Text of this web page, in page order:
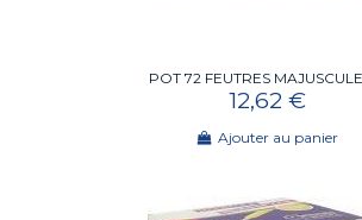
POT 72 FEUTRES
12,62 €
Ajouter au panier